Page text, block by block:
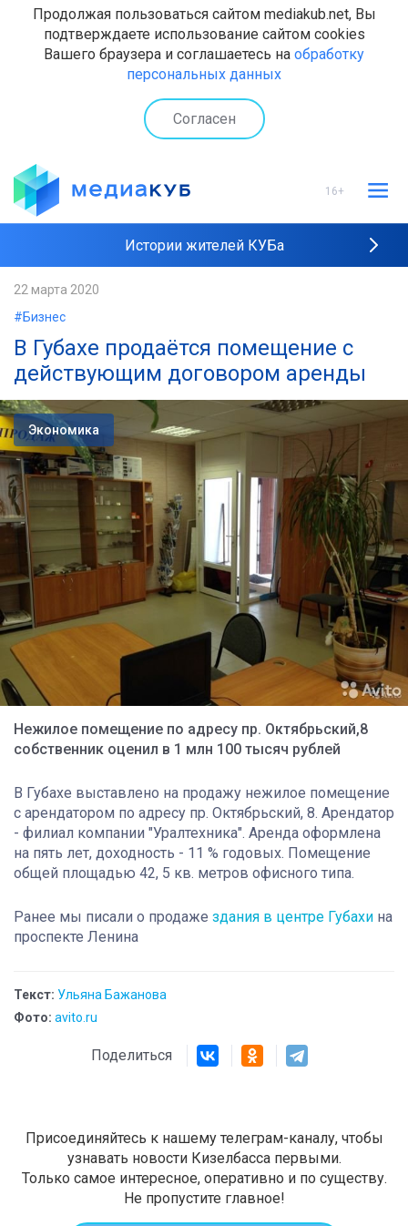
Продолжая пользоваться сайтом mediakub.net, Вы
подтверждаете использование сайтом cookies
Вашего браузера и соглашаетесь на обработку
персональных данных
Согласен
16+
Истории жителей КУБа
22 марта 2020
#Бизнес
В Губахе продаётся помещение с
действующим договором аренды
Экономика
Нежилое помещение по адресу пр. Октябрьский,8
собственник оценил в 1 млн 100 тысяч рублей
В Губахе выставлено на продажу нежилое помещение
с арендатором по адресу пр. Октябрьский, 8. Арендатор
- филиал компании "Уралтехника". Аренда оформлена
на пять лет, доходность - 11 % годовых. Помещение
общей площадью 42, 5 кв. метров офисного типа.
Ранее мы писали о продаже здания в центре Губахи на
проспекте Ленина
Текст: Ульяна Бажанова
Фото: avito.ru
Поделиться
Присоединяйтесь к нашему телеграм-каналу, чтобы
узнавать новости Кизелбасса первыми.
Только самое интересное, оперативно и по существу.
Не пропустите главное!